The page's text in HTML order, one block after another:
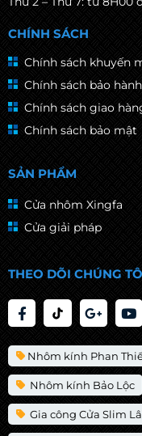
CHÍNH SÁCH
Chính sách khuyến
Chính sách bảo hành
Chính sách giao
Chính sách bảo mật
SẢN PHẨM
Cửa nhôm Xingfa
Cửa giải pháp
THEO DÕI CHÚNG
Nhôm kính Phan
Nhôm kính Bảo Lộc
Gia công Cửa Slim